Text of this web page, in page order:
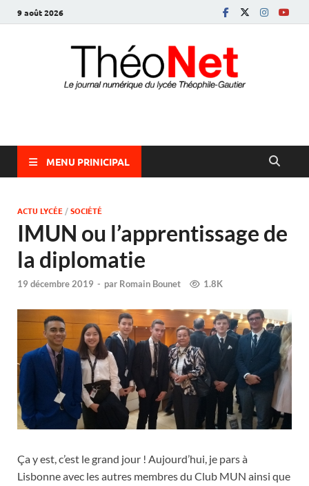
9 août 2026
ThéoNet
MENU PRINICIPAL
ACTU LYCÉE /SOCIÉTÉ
IMUN ou l’apprentissage de
la diplomatie
19 décembre 2019 - par Romain Bounet 1.8K
Ça y est, c’est le grand jour ! Aujourd’hui, je pars à
Lisbonne avec les autres membres du Club MUN ainsi que